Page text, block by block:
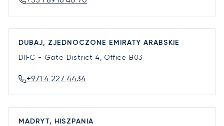
DUBAJ, ZJEDNOCZONE EMIRATY ARABSKIE
DIFC - Gate District 4, Office B03
+971 4 227 4434
MADRYT, HISZPANIA